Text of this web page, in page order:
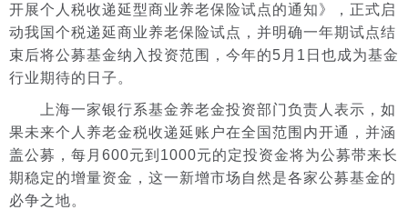
开展个人税收递延型商业养老保险试点的通知》，正式启
动我国个税递延商业养老保险试点，并明确一年期试点结
束后将公募基金纳入投资范围，今年的5月1日也成为基金
行业期待的日子。
上海一家银行系基金养老金投资部门负责人表示，如
果未来个人养老金税收递延账户在全国范围内开通，并涵
盖公募，每月600元到1000元的定投资金将为公募带来长
期稳定的增量资金，这一新增市场自然是各家公募基金的
必争之地。